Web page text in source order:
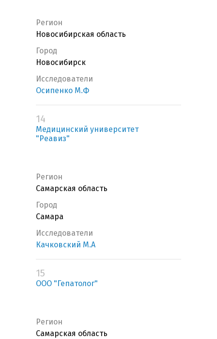
Регион
Новосибирская область
Город
Новосибирск
Исследователи
Осипенко М.Ф
14
Медицинский университет
"Реавиз"
Регион
Самарская область
Город
Самара
Исследователи
Качковский М.А
15
ООО "Гепатолог"
Регион
Самарская область